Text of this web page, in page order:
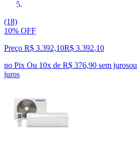
(18)
10% OFF
Preço R$ 3.392,10R$ 3.392,10
no Pix Ou 10x de R$ 376,90 sem jurosou
juros